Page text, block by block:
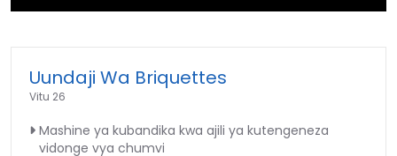
Uundaji Wa Briquettes
Vitu 26
Mashine ya kubandika kwa ajili ya kutengeneza
vidonge vya chumvi